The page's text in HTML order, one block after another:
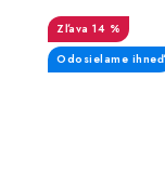
14 %
Odosielame ihneď